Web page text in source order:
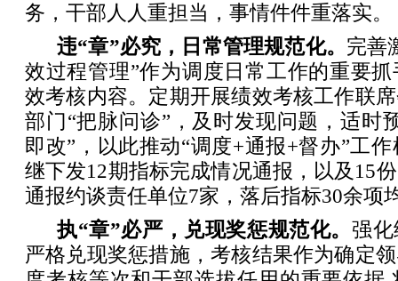
务，干部人人重担当，事情件件重落实。
违“章”必究，日常管理规范化。 完善
效过程管理”作为调度日常工作的重要
效考核内容。定期开展绩效考核工作联
部门“把脉问诊”，及时发现问题，适时
即改”，以此推动“调度+通报+督办”工
继下发12期指标完成情况通报，以及15
通报约谈责任单位7家，落后指标30余项
执“章”必严，兑现奖惩规范化。 强
严格兑现奖惩措施，考核结果作为确定